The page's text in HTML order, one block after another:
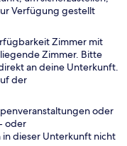
Verfügung gestellt
Zimmer mit
Zimmer. Bitte
an deine Unterkunft.
der
oder
oder
dieser Unterkunft nicht